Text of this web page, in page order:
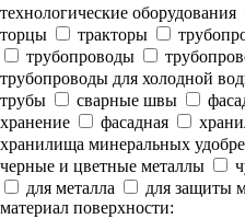
технологические оборудования
торцы
тракторы
трубопроводы
трубопроводы для холодной
трубы
сварные швы
хранение
фасадная
хранилища минеральных
черные и цветные металлы
для металла
для защиты
материал поверхности: